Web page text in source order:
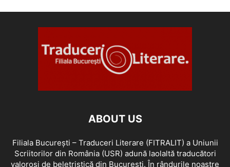
ABOUT US
Filiala București – Traduceri Literare (FITRALIT) a Uniunii
Scriitorilor din România (USR) adună laolaltă traducători
valoroși de beletristică din București. În rândurile noastre